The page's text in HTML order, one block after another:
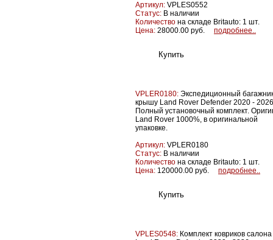
Артикул: VPLES0552
Статус: В наличии
Количество на складе Britauto: 1 шт.
Цена: 28000.00 руб. подробнее..
VPLER0180: Экспедиционный
крышу Land Rover Defender 2020 -
Полный установочный комплект.
Land Rover 1000%, в оригинальной
упаковке.
Артикул: VPLER0180
Статус: В наличии
Количество на складе Britauto: 1 шт.
Цена: 120000.00 руб. подробнее..
VPLES0548: Комплект ковриков салона